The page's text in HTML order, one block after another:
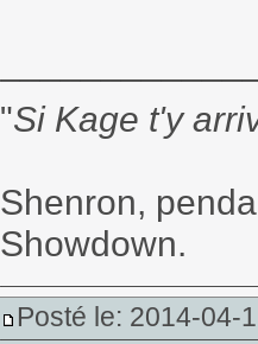
"Si Kage t'y
Shenron,
Showdown.
Posté le: 2014-04-